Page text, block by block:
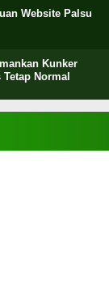
Website Palsu
Kunker
Normal